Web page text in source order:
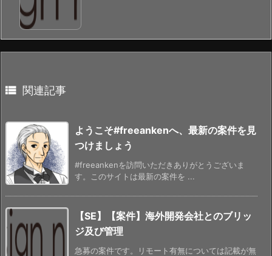
 関連記事
ようこそ#freeankenへ、最新の案件を見
つけましょう
#freeankenを訪問いただきありがとうございま
す。このサイトは最新の案件を ...
【SE】【案件】海外開発会社とのブリッ
ジ及び管理
急募の案件です。リモート有無については記載が無